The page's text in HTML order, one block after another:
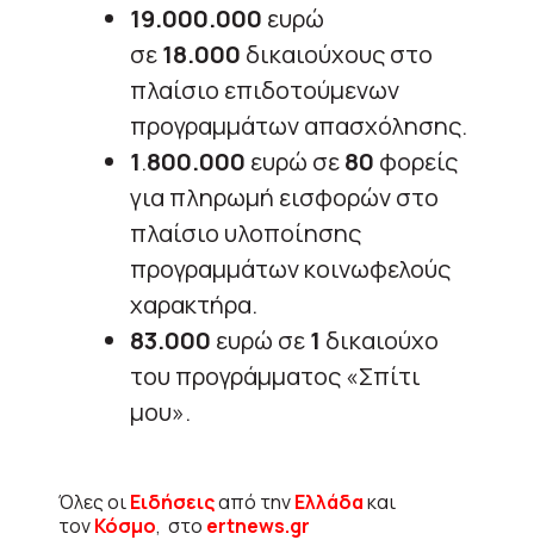
19.000.000 ευρώ
σε18.000 δικαιούχους στο
πλαίσιο επιδοτούμενων
προγραμμάτων απασχόλησης.
1.800.000 ευρώ σε80 φορείς
για πληρωμή εισφορών στο
πλαίσιο υλοποίησης
προγραμμάτων κοινωφελούς
χαρακτήρα.
83.000 ευρώ σε1 δικαιούχο
του προγράμματος «Σπίτι
μου».
Όλες οιΕιδήσειςαπό τηνΕλλάδακαι
τονΚόσμο, στο ertnews.gr